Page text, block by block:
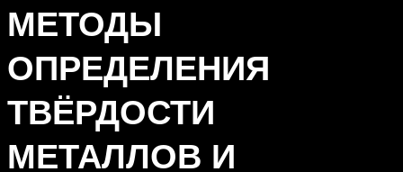
МЕТОДЫ
ОПРЕДЕЛЕНИЯ
ТВЁРДОСТИ
МЕТАЛЛОВ И